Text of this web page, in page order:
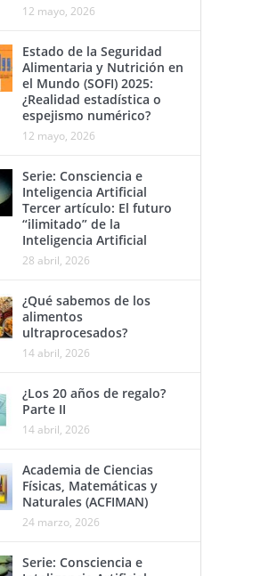
12 mayo, 2026
Estado de la Seguridad
Alimentaria y Nutrición en
el Mundo (SOFI) 2025:
¿Realidad estadística o
espejismo numérico?
12 mayo, 2026
Serie: Consciencia e
Inteligencia Artificial
Tercer artículo: El futuro
“ilimitado” de la
Inteligencia Artificial
28 abril, 2026
¿Qué sabemos de los
alimentos
ultraprocesados?
14 abril, 2026
¿Los 20 años de regalo?
Parte II
14 abril, 2026
Academia de Ciencias
Físicas, Matemáticas y
Naturales (ACFIMAN)
24 marzo, 2026
Serie: Consciencia e